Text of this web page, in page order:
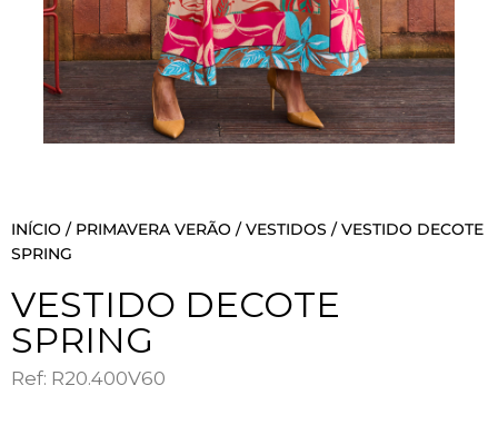
INÍCIO / PRIMAVERA VERÃO /VESTIDOS / VESTIDO DECOTE
SPRING
VESTIDO DECOTE
SPRING
Ref: R20.400V60